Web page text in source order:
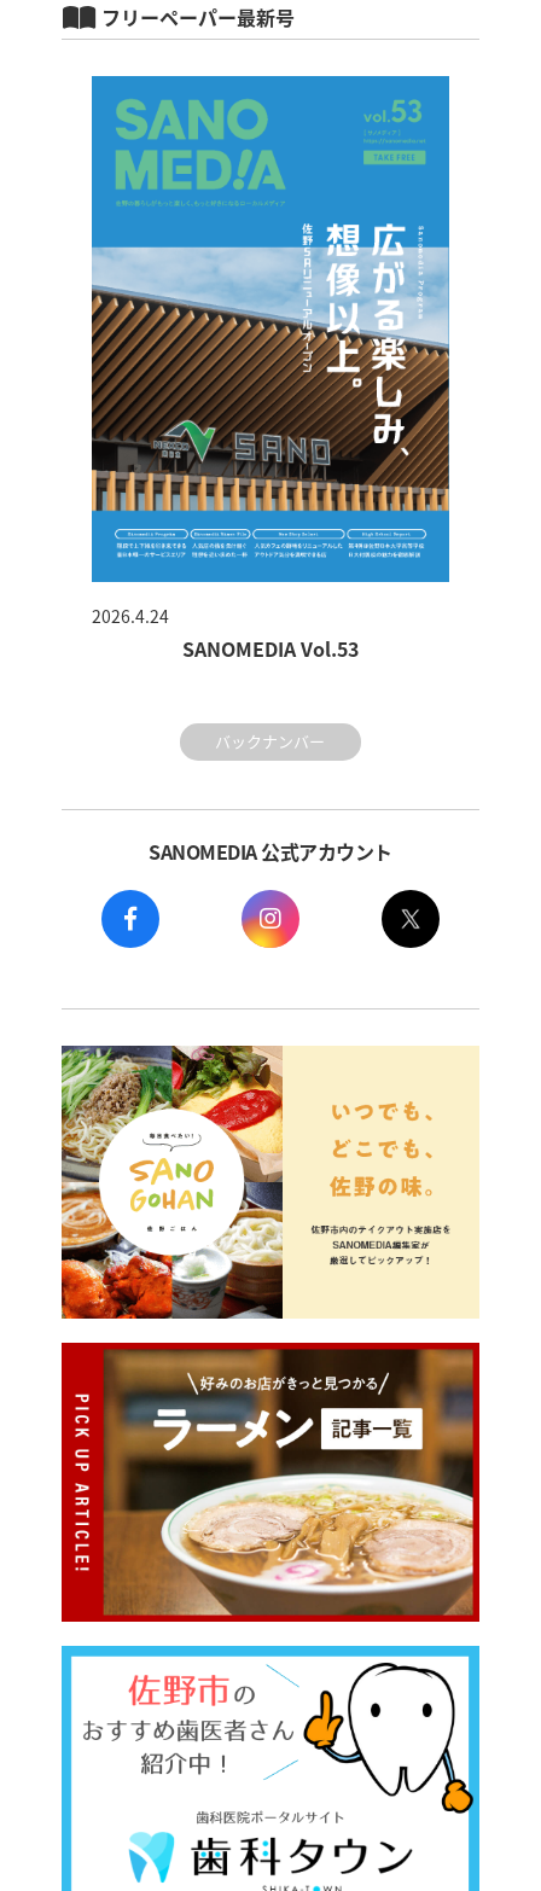
フリーペーパー最新号
SANOMEDIA Vol.53
2026.4.24
バックナンバー
SANOMEDIA 公式アカウント